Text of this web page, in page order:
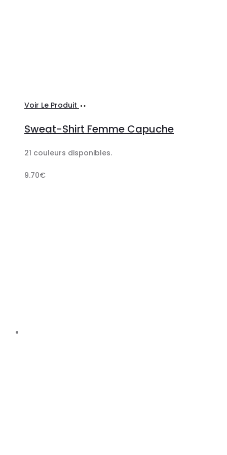
Voir Le Produit
panier
Sweat-Shirt Femme Capuche
21 couleurs disponibles.
9.70€